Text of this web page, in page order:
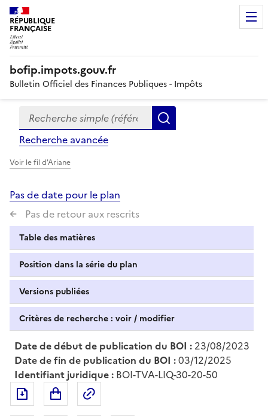
RÉPUBLIQUE
FRANÇAISE
bofip.impots.gouv.fr
Bulletin Officiel des Finances Publiques - Impôts
Formulaire
de
recherche
Recherche simple (références, mots clés, partie du
Recherche avancée
Voir le fil d'Ariane
Pas de date pour le plan
Pas de retour aux rescrits
Table des matières
Position dans la série du plan
Versions publiées
Critères de recherche : voir / modifier
Date de début de publication du BOI : 23/08/2023
Date de fin de publication du BOI :03/12/2025
Identifiant juridique : BOI-TVA-LIQ-30-20-50
Exporter le document au format pdf